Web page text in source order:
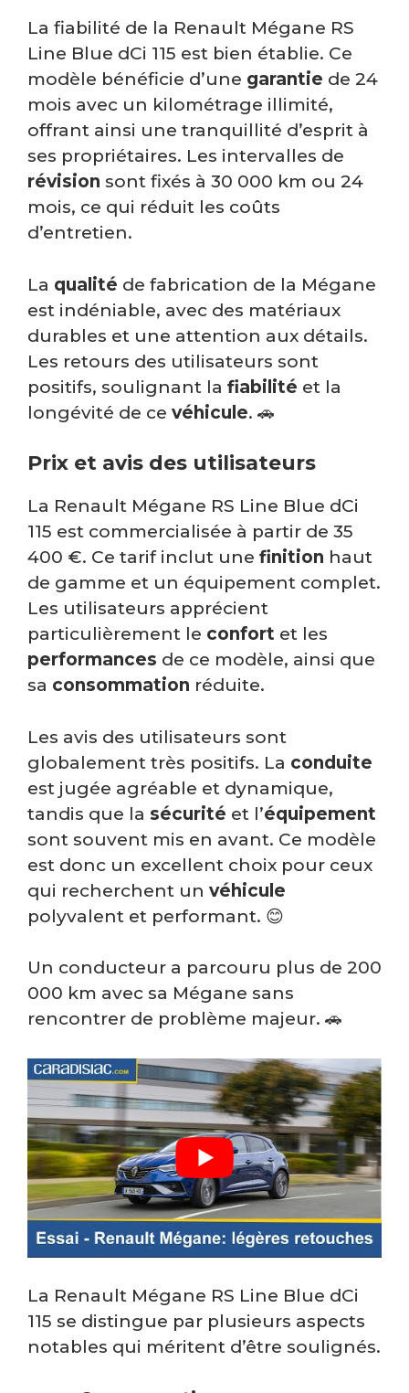
La fiabilité de la Renault Mégane RS
Line Blue dCi 115 est bien établie. Ce
modèle bénéficie d’une garantie de 24
mois avec un kilométrage illimité,
offrant ainsi une tranquillité d’esprit à
ses propriétaires. Les intervalles de
révision sont fixés à 30 000 km ou 24
mois, ce qui réduit les coûts
d’entretien.
La qualité de fabrication de la Mégane
est indéniable, avec des matériaux
durables et une attention aux détails.
Les retours des utilisateurs sont
positifs, soulignant la fiabilité et la
longévité de ce véhicule. 🚗
Prix et avis des utilisateurs
La Renault Mégane RS Line Blue dCi
115 est commercialisée à partir de 35
400 €. Ce tarif inclut une finition haut
de gamme et un équipement complet.
Les utilisateurs apprécient
particulièrement le confort et les
performances de ce modèle, ainsi que
sa consommation réduite.
Les avis des utilisateurs sont
globalement très positifs. La conduite
est jugée agréable et dynamique,
tandis que la sécurité et l’équipement
sont souvent mis en avant. Ce modèle
est donc un excellent choix pour ceux
qui recherchent un véhicule
polyvalent et performant. 😊
Un conducteur a parcouru plus de 200
000 km avec sa Mégane sans
rencontrer de problème majeur. 🚗
La Renault Mégane RS Line Blue dCi
115 se distingue par plusieurs aspects
notables qui méritent d’être soulignés.